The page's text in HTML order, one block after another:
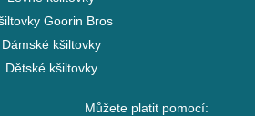
Goorin Bros
Dámské kšiltovky
Dětské kšiltovky
Můžete platit pomocí: